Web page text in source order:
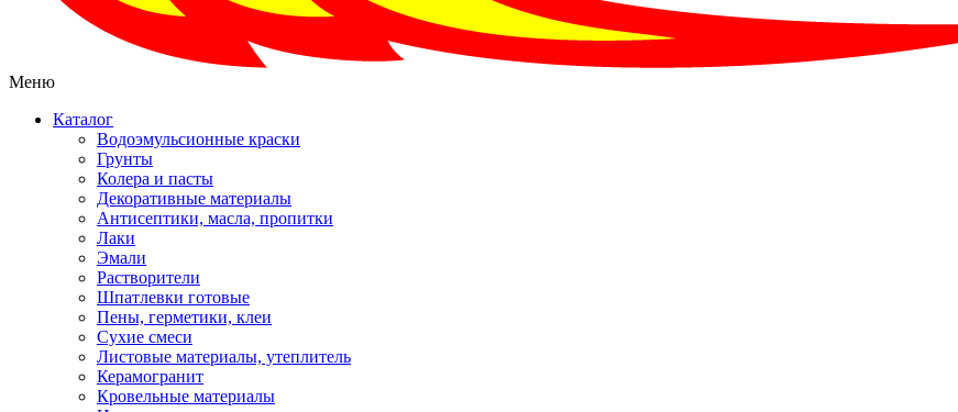
Меню
Каталог
Водоэмульсионные краски
Грунты
Колера и пасты
Декоративные материалы
Антисептики, масла, пропитки
Лаки
Эмали
Растворители
Шпатлевки готовые
Пены, герметики, клеи
Сухие смеси
Листовые материалы, утеплитель
Керамогранит
Кровельные материалы